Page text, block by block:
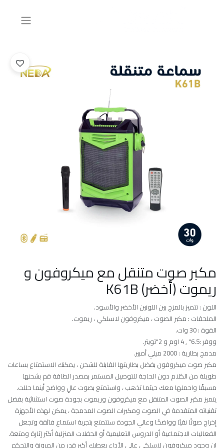
مكبر صوت متنقل مع ميكروفون و
ريموت (أخضر) K61B
اللون : تتميز بالمزج بين اللونين الأخضر والأسود.
الملحقات : مكبر الصوت ، ميكروفون لاسلكي ، ريموت.
القوة : 30 وات.
ووفر :6.5" , 4 اوم و 2"تويتر.
مدمج بطارية : 2000 ميلي أمبير.
مكبر صوت ميكروفون بفضل بطاريتها القابلة للشحن ، يمكنك الاستمتاع بساعات
طويلة من الكلام دون الحاجة للتوصيل المستمر بمصدر الطاقة قم بشحنها
مسبقًا واحملها معك حيثما تذهب ، واستمتع بصوت عالٍ وواضح أينما حللت.
يتميز مكبر الصوت المتنقل مع ميكروفون وريموت بجودة صوت استثنائية بفضل
تقنياته المتقدمة في الصوت ومكبرات الصوت المدمجة ، يمكن لهذه الأجهزة
إخراج صوتًا نقيًا وواضحًا وعالي الجودة ستتمتع بتجربة استماع فائقة وتجعل
الفعاليات الاجتماعية أو الدروس التعليمية أو الحفلات المنزلية أكثر إثارة ومتعة.
إن وجود ميكروفون لاسلكي عالي الأداء يعطيك أكبر قدر من المرونة والتحكم